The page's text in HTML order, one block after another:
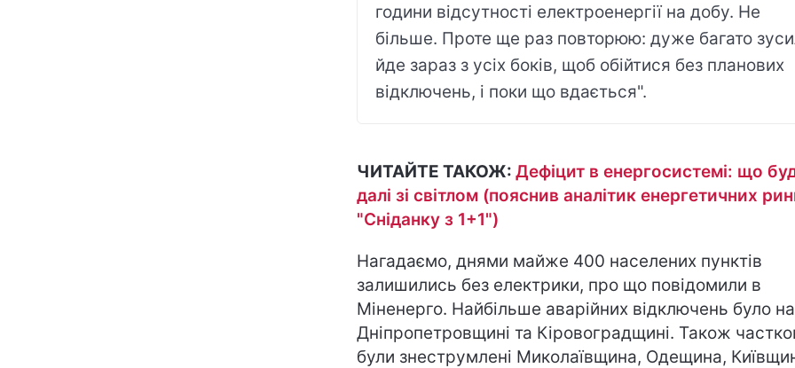
години відсутності електроенергії на добу. Не
більше. Проте ще раз повторюю: дуже багато
йде зараз з усіх боків, щоб обійтися без планових
відключень, і поки що вдається".
ЧИТАЙТЕ ТАКОЖ: Дефіцит в енергосистемі: що
далі зі світлом (пояснив аналітик енергетичних
"Сніданку з 1+1")
Нагадаємо, днями майже 400 населених пунктів
залишились без електрики, про що повідомили в
Міненерго. Найбільше аварійних відключень було на
Дніпропетровщині та Кіровоградщині. Також
були знеструмлені Миколаївщина, Одещина,